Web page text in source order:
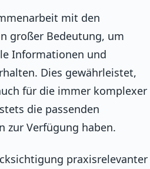
mit den
großer Bedeutung, um
Informationen und
Dies gewährleistet,
für die immer komplexer
die passenden
zur Verfügung haben.
praxisrelevanter